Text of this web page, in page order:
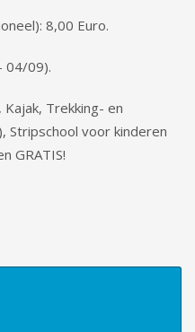
8,00 Euro.
04/09).
Trekking- en
Stripschool voor kinderen
GRATIS!